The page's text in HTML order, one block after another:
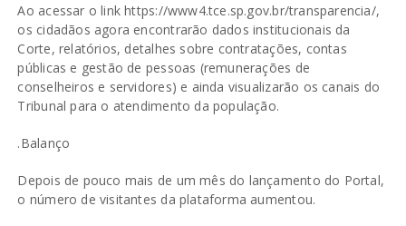
Ao acessar o link https://www4.tce.sp.gov.br/transparencia/,
os cidadãos agora encontrarão dados institucionais da
Corte, relatórios, detalhes sobre contratações, contas
públicas e gestão de pessoas (remunerações de
conselheiros e servidores) e ainda visualizarão os canais do
Tribunal para o atendimento da população.
.Balanço
Depois de pouco mais de um mês do lançamento do Portal,
o número de visitantes da plataforma aumentou.